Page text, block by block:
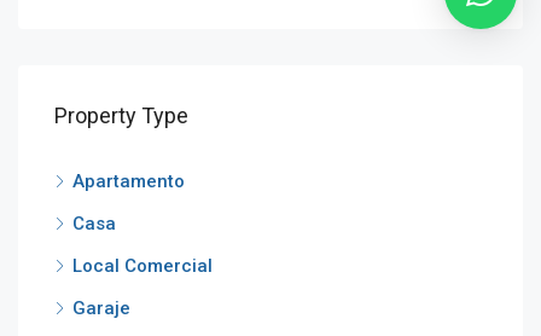
Property Type
Apartamento
Casa
Local Comercial
Garaje